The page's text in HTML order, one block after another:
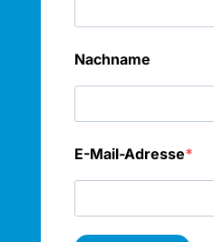
Nachname
E-Mail-Adresse